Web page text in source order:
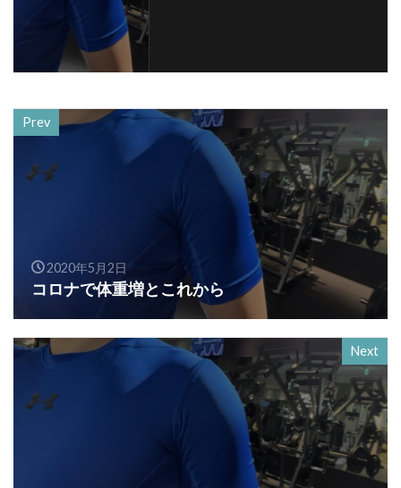
Prev
2020年5月2日
コロナで体重増とこれから
Next